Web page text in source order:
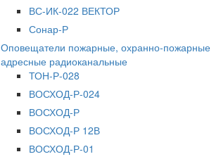
ВС-ИК-022 ВЕКТОР
Сонар-Р
Оповещатели пожарные, охранно-пожарные
адресные радиоканальные
ТОН-Р-028
ВОСХОД-Р-024
ВОСХОД-Р
ВОСХОД-Р 12В
ВОСХОД-Р-01